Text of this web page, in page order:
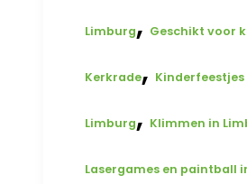
Limburg, Geschikt voor
Kerkrade, Kinderfeestjes
Limburg, Klimmen in
Lasergames en paintball